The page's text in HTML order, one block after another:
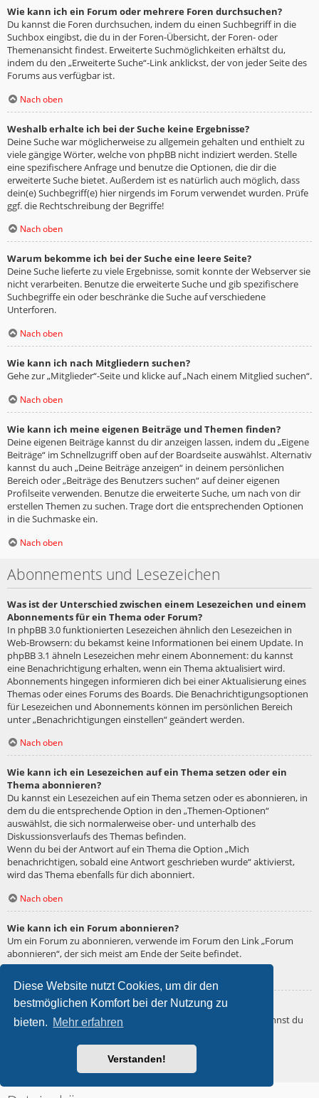
Diese Website nutzt Cookies, um dir den
bestmöglichen Komfort bei der Nutzung zu
bieten. Mehr erfahren
Verstanden!
Wie kann ich ein Forum oder mehrere Foren durchsuchen?
Du kannst die Foren durchsuchen, indem du einen Suchbegriff in die
Suchbox eingibst, die du in der Foren-Übersicht, der Foren- oder
Themenansicht findest. Erweiterte Suchmöglichkeiten erhältst du,
indem du den „Erweiterte Suche“-Link anklickst, der von jeder Seite des
Forums aus verfügbar ist.
Nach oben
Weshalb erhalte ich bei der Suche keine Ergebnisse?
Deine Suche war möglicherweise zu allgemein gehalten und enthielt zu
viele gängige Wörter, welche von phpBB nicht indiziert werden. Stelle
eine spezifischere Anfrage und benutze die Optionen, die dir die
erweiterte Suche bietet. Außerdem ist es natürlich auch möglich, dass
dein(e) Suchbegriff(e) hier nirgends im Forum verwendet wurden. Prüfe
ggf. die Rechtschreibung der Begriffe!
Nach oben
Warum bekomme ich bei der Suche eine leere Seite?
Deine Suche lieferte zu viele Ergebnisse, somit konnte der Webserver sie
nicht verarbeiten. Benutze die erweiterte Suche und gib spezifischere
Suchbegriffe ein oder beschränke die Suche auf verschiedene
Unterforen.
Nach oben
Wie kann ich nach Mitgliedern suchen?
Gehe zur „Mitglieder“-Seite und klicke auf „Nach einem Mitglied suchen“.
Nach oben
Wie kann ich meine eigenen Beiträge und Themen finden?
Deine eigenen Beiträge kannst du dir anzeigen lassen, indem du „Eigene
Beiträge“ im Schnellzugriff oben auf der Boardseite auswählst. Alternativ
kannst du auch „Deine Beiträge anzeigen“ in deinem persönlichen
Bereich oder „Beiträge des Benutzers suchen“ auf deiner eigenen
Profilseite verwenden. Benutze die erweiterte Suche, um nach von dir
erstellen Themen zu suchen. Trage dort die entsprechenden Optionen
in die Suchmaske ein.
Nach oben
Abonnements und Lesezeichen
Was ist der Unterschied zwischen einem Lesezeichen und einem
Abonnements für ein Thema oder Forum?
In phpBB 3.0 funktionierten Lesezeichen ähnlich den Lesezeichen in
Web-Browsern: du bekamst keine Informationen bei einem Update. In
phpBB 3.1 ähneln Lesezeichen mehr einem Abonnement: du kannst
eine Benachrichtigung erhalten, wenn ein Thema aktualisiert wird.
Abonnements hingegen informieren dich bei einer Aktualisierung eines
Themas oder eines Forums des Boards. Die Benachrichtigungsoptionen
für Lesezeichen und Abonnements können im persönlichen Bereich
unter „Benachrichtigungen einstellen“ geändert werden.
Nach oben
Wie kann ich ein Lesezeichen auf ein Thema setzen oder ein
Thema abonnieren?
Du kannst ein Lesezeichen auf ein Thema setzen oder es abonnieren, in
dem du die entsprechende Option in den „Themen-Optionen“
auswählst, die sich normalerweise ober- und unterhalb des
Diskussionsverlaufs des Themas befinden.
Wenn du bei der Antwort auf ein Thema die Option „Mich
benachrichtigen, sobald eine Antwort geschrieben wurde“ aktivierst,
wird das Thema ebenfalls für dich abonniert.
Nach oben
Wie kann ich ein Forum abonnieren?
Um ein Forum zu abonnieren, verwende im Forum den Link „Forum
abonnieren“, der sich meist am Ende der Seite befindet.
Wie deaktiviere ich meine Abonnements?
Wenn du mehrere Abonnements deaktivieren möchtest, so kannst du
verwalten“ machen.